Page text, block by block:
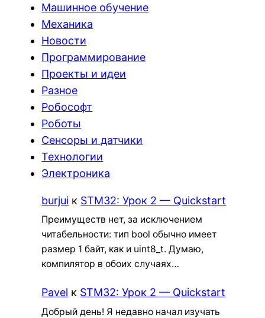
Машинное обучение
Механика
Новости
Программирование
Проекты и идеи
Разное
Робософт
Роботы
Сенсоры и датчики
Технологии
Электроника
burjui к STM32: Урок 2 — Quickstart
Преимуществ нет, за исключением
читабельности: тип bool обычно имеет
размер 1 байт, как и uint8_t. Думаю,
компилятор в обоих случаях…
Pavel к STM32: Урок 2 — Quickstart
Добрый день! Я недавно начал изучать